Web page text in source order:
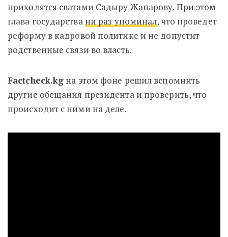
приходятся сватами Садыру Жапарову. При этом
глава государства ни раз упоминал, что проведет
реформу в кадровой политике и не допустит
родственные связи во власть.
Factcheck.kg на этом фоне решил вспомнить
другие обещания президента и проверить, что
происходит с ними на деле.